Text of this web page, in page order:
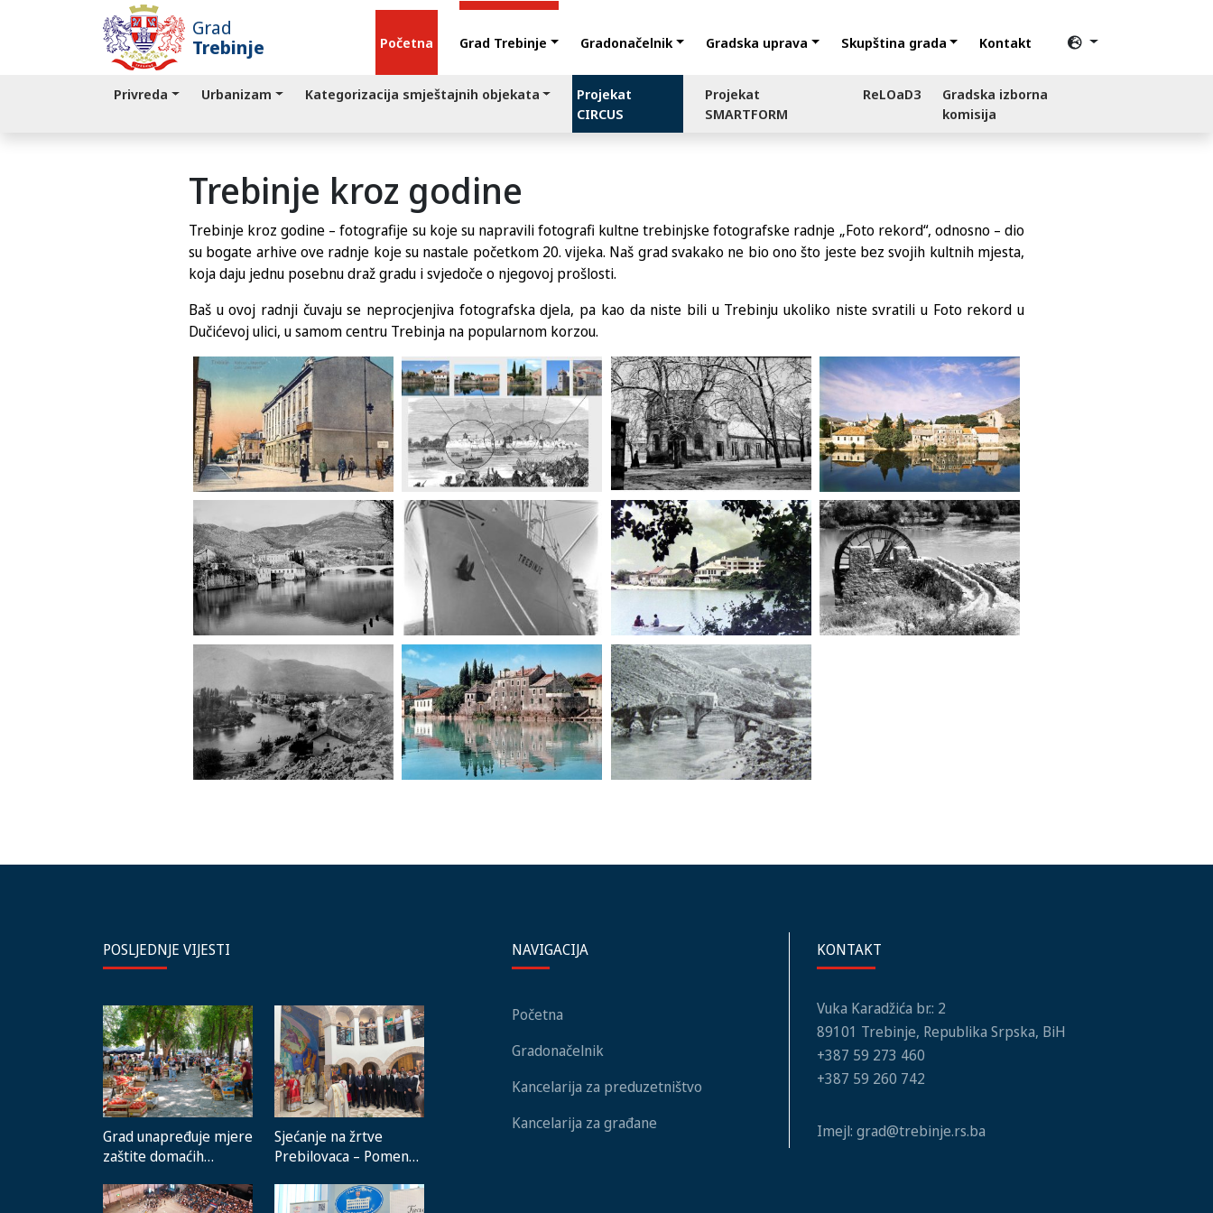
Grad
Trebinje
Početna Grad Trebinje Gradonačelnik Gradska uprava Skupština grada Kontakt
Privreda Urbanizam Kategorizacija smještajnih objekata
Projekat
CIRCUS
Projekat
SMARTFORM
ReLOaD3
Gradska izborna
komisija
Trebinje kroz godine
Trebinje kroz godine – fotografije su koje su napravili fotografi kultne trebinjske fotografske radnje „Foto rekord“, odnosno – dio
su bogate arhive ove radnje koje su nastale početkom 20. vijeka. Naš grad svakako ne bio ono što jeste bez svojih kultnih mjesta,
koja daju jednu posebnu draž gradu i svjedoče o njegovoj prošlosti.
Baš u ovoj radnji čuvaju se neprocjenjiva fotografska djela, pa kao da niste bili u Trebinju ukoliko niste svratili u Foto rekord u
Dučićevoj ulici, u samom centru Trebinja na popularnom korzou.
POSLJEDNJE VIJESTI
Grad unapređuje mjere
zaštite domaćih
gradske pijace
Sjećanje na žrtve
Prebilovaca – Pomenu
predstavnici institucija,
NAVIGACIJA
Početna
Gradonačelnik
Kancelarija za preduzetništvo
Kancelarija za građane
KONTAKT
Vuka Karadžića br.: 2
89101 Trebinje, Republika Srpska, BiH
+387 59 273 460
+387 59 260 742
Imejl: grad@trebinje.rs.ba